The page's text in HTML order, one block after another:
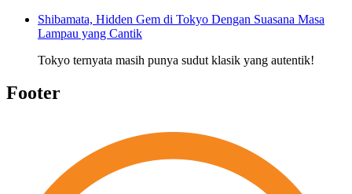
Shibamata, Hidden Gem di Tokyo Dengan Suasana Masa
Lampau yang Cantik
Tokyo ternyata masih punya sudut klasik yang autentik!
Footer